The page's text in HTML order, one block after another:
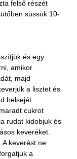
felső részét
süssük 10-
és egy
amikor
majd
a lisztet és
belsejét
cukrot
rudat kidobjuk és
keveréket.
A keverést ne
a